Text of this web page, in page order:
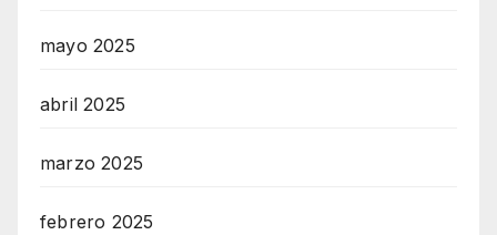
mayo 2025
abril 2025
marzo 2025
febrero 2025